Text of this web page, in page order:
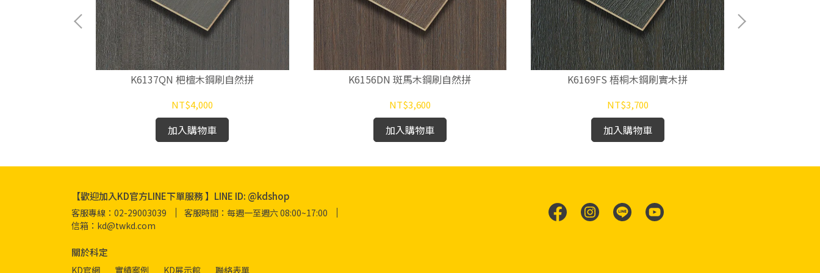
K6137QN 杷檀木鋼刷自然拼
NT$4,000
加入購物車
K6156DN 斑馬木鋼刷自然拼
NT$3,600
加入購物車
K6169FS 梧桐木鋼刷實木拼
NT$3,700
加入購物車
【歡迎加入KD官方LINE下單服務 】LINE ID: @kdshop
客服專線：02-29003039
客服時間：每週一至週六 08:00~17:00
信箱：kd@twkd.com
關於科定
KD官網 實績案例 KD展示館 聯絡表單